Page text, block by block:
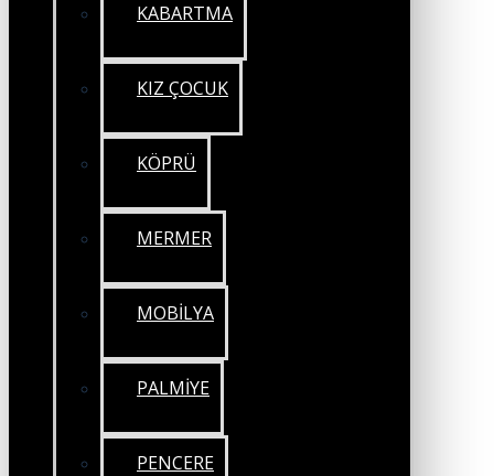
KABARTMA
KIZ ÇOCUK
KÖPRÜ
MERMER
MOBİLYA
PALMİYE
PENCERE